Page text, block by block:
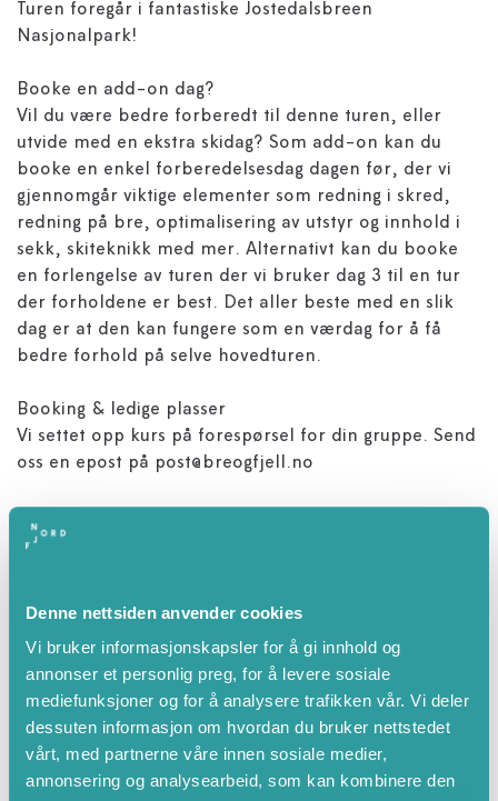
Denne nettsiden anvender cookies
Vi bruker informasjonskapsler for å gi innhold og
annonser et personlig preg, for å levere sosiale
mediefunksjoner og for å analysere trafikken vår. Vi deler
dessuten informasjon om hvordan du bruker nettstedet
vårt, med partnerne våre innen sosiale medier,
annonsering og analysearbeid, som kan kombinere den
Turen foregår i fantastiske Jostedalsbreen
Nasjonalpark!
Booke en add-on dag?
Vil du være bedre forberedt til denne turen, eller
utvide med en ekstra skidag? Som add-on kan du
booke en enkel forberedelsesdag dagen før, der vi
gjennomgår viktige elementer som redning i skred,
redning på bre, optimalisering av utstyr og innhold i
sekk, skiteknikk med mer. Alternativt kan du booke
en forlengelse av turen der vi bruker dag 3 til en tur
der forholdene er best. Det aller beste med en slik
dag er at den kan fungere som en værdag for å få
bedre forhold på selve hovedturen.
Booking & ledige plasser
Vi settet opp kurs på forespørsel for din gruppe. Send
oss en epost på post@breogfjell.no
Breogfjell er en av aktørene i Norge som stiller
benytter vi kun internasjonalt godkjente
Tindevegledere (UIAGM/IFMGA) og Tindevegledere
under utdanning/aspiranter som kan vise til solid
erfaring over flere år innen krevende ski-, klatre- og
breturer.
Tur etter evne